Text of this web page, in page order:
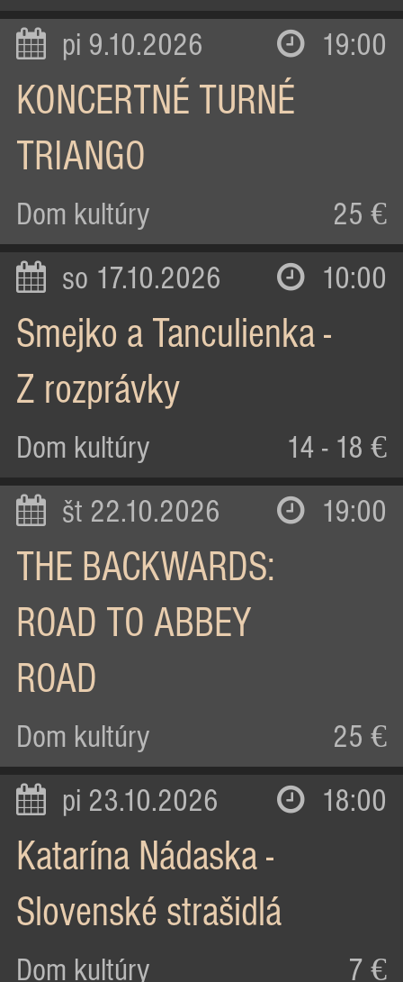
pi 9.10.2026 19:00
KONCERTNÉ TURNÉ
TRIANGO
Dom kultúry 25 €
so 17.10.2026 10:00
Smejko a Tanculienka -
Z rozprávky
Dom kultúry 14 - 18 €
št 22.10.2026 19:00
THE BACKWARDS:
ROAD TO ABBEY
ROAD
Dom kultúry 25 €
pi 23.10.2026 18:00
Katarína Nádaska -
Slovenské strašidlá
Dom kultúry 7 €